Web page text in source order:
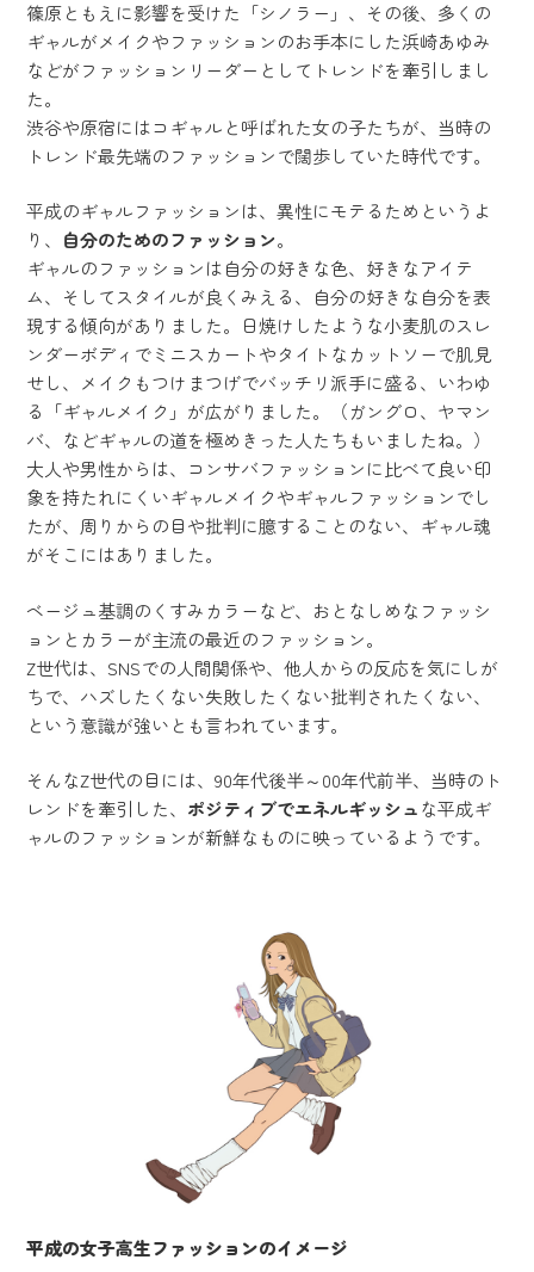
篠原ともえに影響を受けた「シノラー」、その後、多くの
ギャルがメイクやファッションのお手本にした浜崎あゆみ
などがファッションリーダーとしてトレンドを牽引しまし
た。
渋谷や原宿にはコギャルと呼ばれた女の子たちが、当時の
トレンド最先端のファッションで闊歩していた時代です。
平成のギャルファッションは、異性にモテるためというよ
り、 自分のためのファッション。
ギャルのファッションは自分の好きな色、好きなアイテ
ム、そしてスタイルが良くみえる、自分の好きな自分を表
現する傾向がありました。日焼けしたような小麦肌のスレ
ンダーボディでミニスカートやタイトなカットソーで肌見
せし、メイクもつけまつげでバッチリ派手に盛る、いわゆ
る「ギャルメイク」が広がりました。（ガングロ、ヤマン
バ、などギャルの道を極めきった人たちもいましたね。）
大人や男性からは、コンサバファッションに比べて良い印
象を持たれにくいギャルメイクやギャルファッションでし
たが、周りからの目や批判に臆することのない、ギャル魂
がそこにはありました。
ベージュ基調のくすみカラーなど、おとなしめなファッシ
ョンとカラーが主流の最近のファッション。
Z世代は、SNSでの人間関係や、他人からの反応を気にしが
ちで、ハズしたくない失敗したくない批判されたくない、
という意識が強いとも言われています。
そんなZ世代の目には、90年代後半～00年代前半、当時のト
レンドを牽引した、 ポジティブでエネルギッシュな平成ギ
ャルのファッションが新鮮なものに映っているようです。
平成の女子高生ファッションのイメージ